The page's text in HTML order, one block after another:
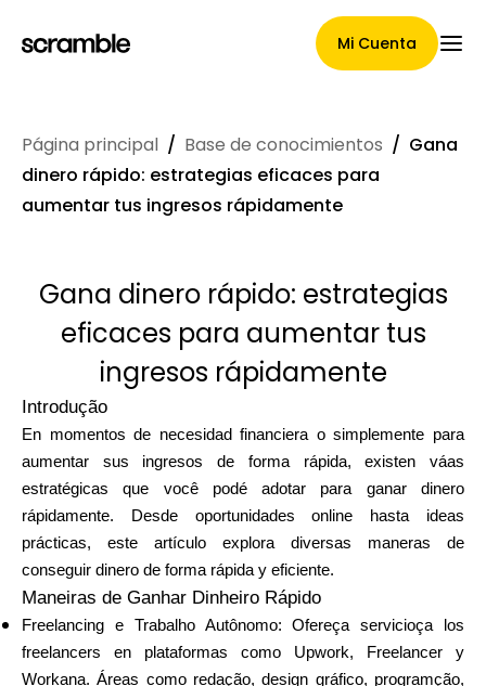
Mi Cuenta
Página Principal
Términos de asignación de
reclamaciones
Selección de marca
Calculadoras
Página principal / Base de conocimientos / Gana
dinero rápido: estrategias eficaces para
aumentar tus ingresos rápidamente
Gana dinero rápido: estrategias
eficaces para aumentar tus
ingresos rápidamente
Introdução
En momentos de necesidad financiera o simplemente para
aumentar sus ingresos de forma rápida, existen váas
estratégicas que você podé adotar para ganar dinero
rápidamente. Desde oportunidades online hasta ideas
prácticas, este artículo explora diversas maneras de
conseguir dinero de forma rápida y eficiente.
Maneiras de Ganhar Dinheiro Rápido
Freelancing e Trabalho Autônomo: Ofereça servicioça los
freelancers en plataformas como Upwork, Freelancer y
Workana. Áreas como redação, design gráfico, programção,